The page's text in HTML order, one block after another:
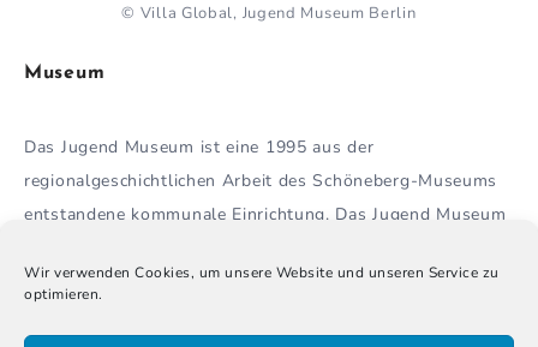
Wir verwenden Cookies, um unsere Website und unseren Service zu
optimieren.
© Villa Global, Jugend Museum Berlin
Museum
Das Jugend Museum ist eine 1995 aus der
regionalgeschichtlichen Arbeit des Schöneberg-Museums
entstandene kommunale Einrichtung. Das Jugend Museum
dem Tempelhof-Museum zum Bezirksamt Tempelhof-